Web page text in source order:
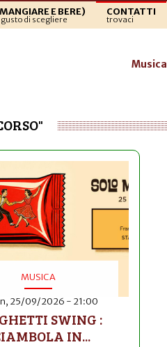
E BERE)
gusto di scegliere
CONTATTI
trovaci
Musica
MUSICA
25/09/2026 - 21:00
SWING :
IN...